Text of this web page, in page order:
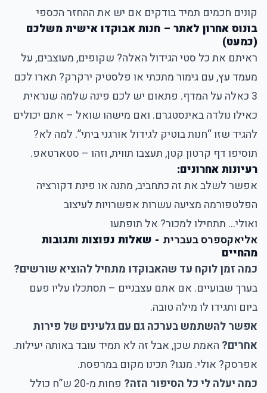
קונים חכמים תמיד בודקים אם יש את ההחזר הכספי
בונוס אחרון לאתר – חנות אבוקדו אישית משלכם
(כמעט)
ראיתם את כל סטי הגידול האלה? שקופים, מעוצבים, על
מעמד עץ, עם גימור מתכתי או פלסטיק ירקרק? תארו לכם
3 כאלה על המדף. פתאום יש לכם פינה שלמה שנראית
כאילו נולדה באינסטגרם. ואם מישהו שואל – אתם יכולים
להגיד שזו “חנות בוטיק לגידול אורגני ביתי”. למה לא?
תוסיפו דף קרטון קטן, תעצבו תווית, וזהו – סטארטאפ.
רעיונות אחרונים:
אפשר לשלב את זה כתחביב, מתנה או פינת דקורציה
הפלטפורמה מציעה עשרות אפשרויות לעיצוב
ואולי... תתחילו למכור? אל תופתעו
אליאקספרס בעברית - שאלות נפוצות ותגובות
מהחיים
כמה זמן לוקח עד שהאבוקדו מתחיל להוציא שורשים?
בערך שבועיים. אם אתם עצבניים – תסתכלו עליו פעם
ביום ותגידו לו מילה טובה.
אפשר להשתמש בערכה גם עם גלעינים של פירות
אחרים? האמת שכן, אבל זה לא תמיד עובד באותה יעילות.
אפרסק? אולי. מנגו? תכינו מקום במרפסת.
כמה יעלה לי כל הסיפור הזה?
פחות מ-20 ש”ח כולל